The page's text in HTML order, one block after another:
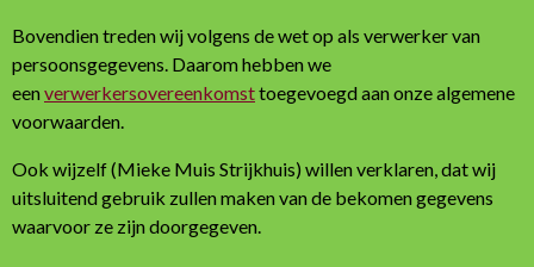
Bovendien treden wij volgens de wet op als verwerker van
persoonsgegevens. Daarom hebben we
eenverwerkersovereenkomsttoegevoegd aan onze algemene
voorwaarden.
Ook wijzelf (Mieke Muis Strijkhuis) willen verklaren, dat wij
uitsluitend gebruik zullen maken van de bekomen gegevens
waarvoor ze zijn doorgegeven.